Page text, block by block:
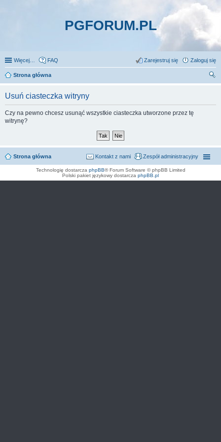
PGFORUM.PL
Więcej… FAQ Zaloguj się
Zarejestruj się
Strona główna
Usuń ciasteczka witryny
Czy na pewno chcesz usunąć wszystkie ciasteczka utworzone przez tę
witrynę?
Strona główna Zespół administracyjny
Kontakt z nami
Technologię dostarcza phpBB® Forum Software © phpBB Limited
Polski pakiet językowy dostarcza phpBB.pl